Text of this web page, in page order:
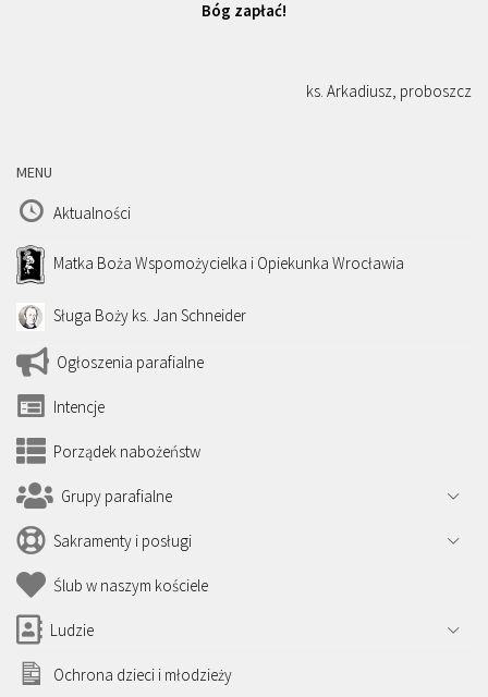
Bóg zapłać!
ks. Arkadiusz, proboszcz
MENU
Aktualności
Matka Boża Wspomożycielka i Opiekunka Wrocławia
Sługa Boży ks. Jan Schneider
Ogłoszenia parafialne
Intencje
Porządek nabożeństw
Grupy parafialne
Sakramenty i posługi
Ślub w naszym kościele
Ludzie
Ochrona dzieci i młodzieży